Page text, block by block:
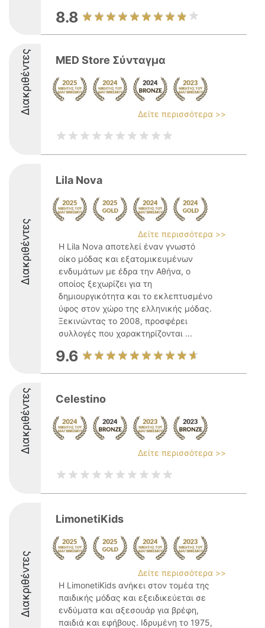
8.8
Διακριθέντες MED Store Σύνταγμα
Δείτε περισσότερα >>
Διακριθέντες
Lila Nova
Δείτε περισσότερα >>
Η Lila Nova αποτελεί έναν γνωστό
οίκο μόδας και εξατομικευμένων
ενδυμάτων με έδρα την Αθήνα, ο
οποίος ξεχωρίζει για τη
δημιουργικότητα και το εκλεπτυσμένο
ύφος στον χώρο της ελληνικής μόδας.
Ξεκινώντας το 2008, προσφέρει
συλλογές που χαρακτηρίζονται ...
9.6
Διακριθέντες Celestino
Δείτε περισσότερα >>
Διακριθέντες
LimonetiKids
Δείτε περισσότερα >>
Η LimonetiKids ανήκει στον τομέα της
παιδικής μόδας και εξειδικεύεται σε
ενδύματα και αξεσουάρ για βρέφη,
παιδιά και εφήβους. Ιδρυμένη το 1975,